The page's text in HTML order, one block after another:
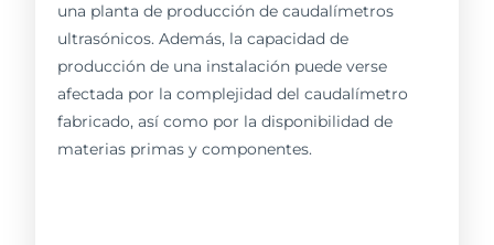
una planta de producción de caudalímetros
ultrasónicos. Además, la capacidad de
producción de una instalación puede verse
afectada por la complejidad del caudalímetro
fabricado, así como por la disponibilidad de
materias primas y componentes.